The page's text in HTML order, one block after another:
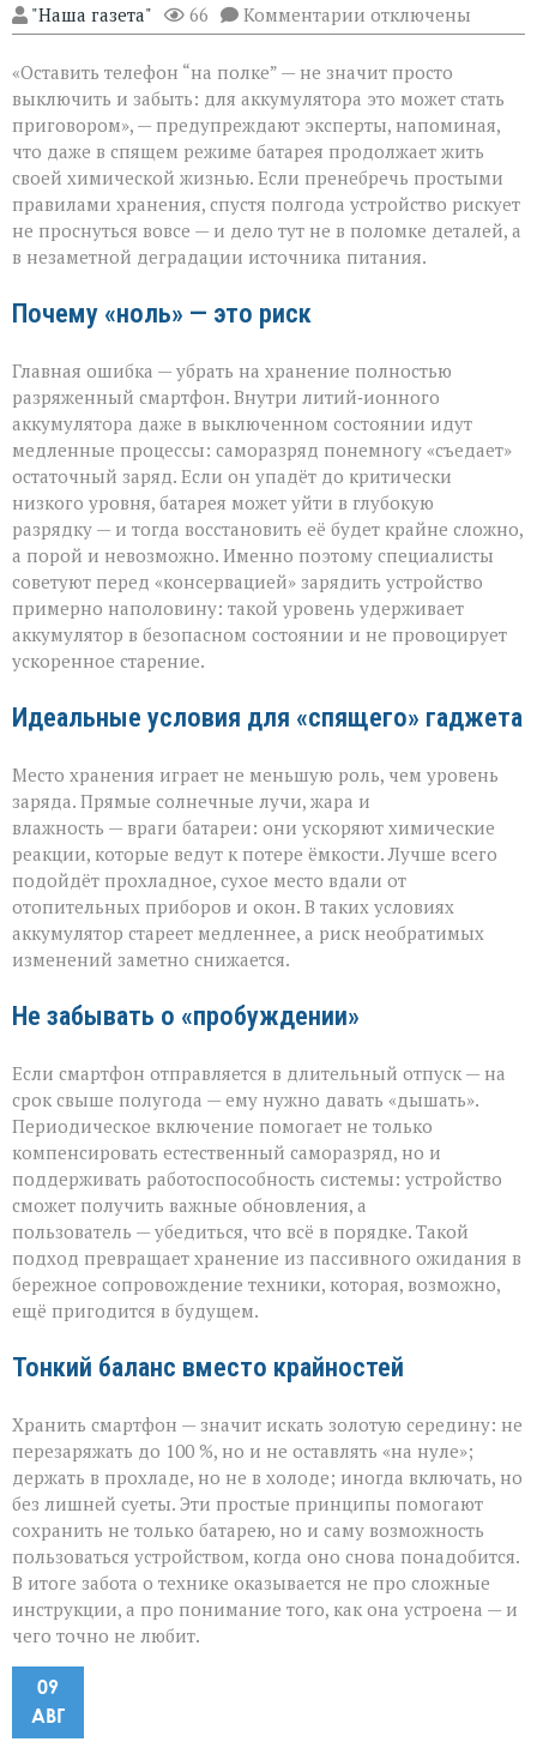
"Наша газета" 66 Комментарии к
записи
скажет
спасибо:
хранения
гаджета
отключены
«Оставить телефон “на полке” — не значит просто
выключить и забыть: для аккумулятора это может стать
приговором», — предупреждают эксперты, напоминая,
что даже в спящем режиме батарея продолжает жить
своей химической жизнью. Если пренебречь простыми
правилами хранения, спустя полгода устройство рискует
не проснуться вовсе — и дело тут не в поломке деталей, а
в незаметной деградации источника питания.
Почему «ноль» — это риск
Главная ошибка — убрать на хранение полностью
разряженный смартфон. Внутри литий‑ионного
аккумулятора даже в выключенном состоянии идут
медленные процессы: саморазряд понемногу «съедает»
остаточный заряд. Если он упадёт до критически
низкого уровня, батарея может уйти в глубокую
разрядку — и тогда восстановить её будет крайне сложно,
а порой и невозможно. Именно поэтому специалисты
советуют перед «консервацией» зарядить устройство
примерно наполовину: такой уровень удерживает
аккумулятор в безопасном состоянии и не провоцирует
ускоренное старение.
Идеальные условия для «спящего» гаджета
Место хранения играет не меньшую роль, чем уровень
заряда. Прямые солнечные лучи, жара и
влажность — враги батареи: они ускоряют химические
реакции, которые ведут к потере ёмкости. Лучше всего
подойдёт прохладное, сухое место вдали от
отопительных приборов и окон. В таких условиях
аккумулятор стареет медленнее, а риск необратимых
изменений заметно снижается.
Не забывать о «пробуждении»
Если смартфон отправляется в длительный отпуск — на
срок свыше полугода — ему нужно давать «дышать».
Периодическое включение помогает не только
компенсировать естественный саморазряд, но и
поддерживать работоспособность системы: устройство
сможет получить важные обновления, а
пользователь — убедиться, что всё в порядке. Такой
подход превращает хранение из пассивного ожидания в
бережное сопровождение техники, которая, возможно,
ещё пригодится в будущем.
Тонкий баланс вместо крайностей
Хранить смартфон — значит искать золотую середину: не
перезаряжать до 100 %, но и не оставлять «на нуле»;
держать в прохладе, но не в холоде; иногда включать, но
без лишней суеты. Эти простые принципы помогают
сохранить не только батарею, но и саму возможность
пользоваться устройством, когда оно снова понадобится.
В итоге забота о технике оказывается не про сложные
инструкции, а про понимание того, как она устроена — и
чего точно не любит.
09
АВГ